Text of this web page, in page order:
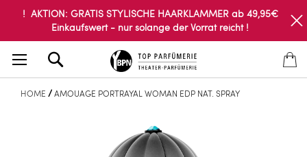
! AKTION: GRATIS STYLISCHE HAARKLAMMER ab 49,95€
Einkaufswert - nur solange der Vorrat reicht !
HOME AMOUAGE PORTRAYAL WOMAN EDP NAT. SPRAY